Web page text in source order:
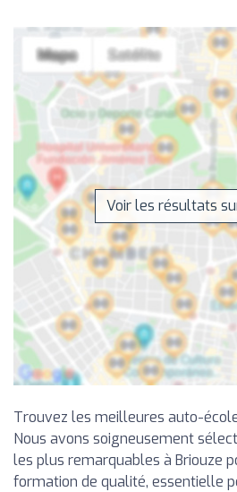
Voir les résultats
Trouvez les meilleures auto-
Nous avons soigneusement
les plus remarquables à Briouze
formation de qualité, essentielle